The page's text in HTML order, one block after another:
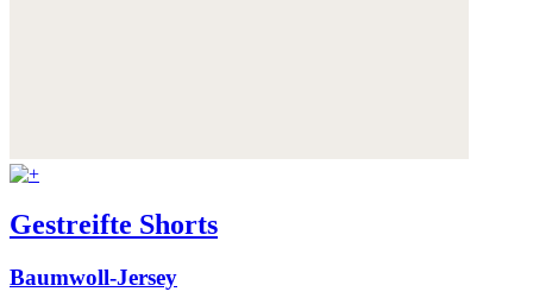
Gestreifte Shorts
Baumwoll-Jersey